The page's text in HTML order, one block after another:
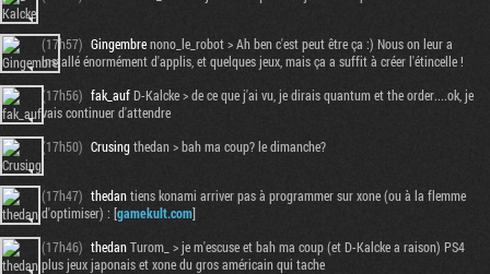
(17h57) Gingembrenono_le_robot > Ah ben c'est peut être ça :) Nous on leur a
installé énormément d'applis, et quelques jeux, mais ça a suffit à créer l'étincelle !
(17h56) fak_aufD-Kalcke > de ce que j'ai vu, je dirais quantum et the order....ok, je
vais continuer d'attendre
(17h50) Crusingthedan > bah ma coup? le dimanche?
(17h47) thedantiens konami arriver pas à programmer sur xone (ou à la flemme
d'optimiser) : [gamekult.com]
(17h46) thedanTurom_ > je m'escuse et bah ma coup (et D-Kalcke a raison) PS4
plus jeux japonais et xone du gros américain qui tache